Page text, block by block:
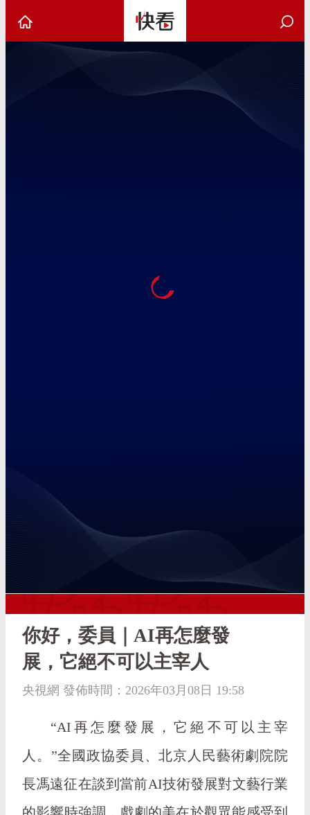
你好，委員｜AI再怎麼發
展，它絕不可以主宰人
央視網 發佈時間：2026年03月08日 19:58
“AI再怎麼發展，它絕不可以主宰
人。”全國政協委員、北京人民藝術劇院院
長馮遠征在談到當前AI技術發展對文藝行業